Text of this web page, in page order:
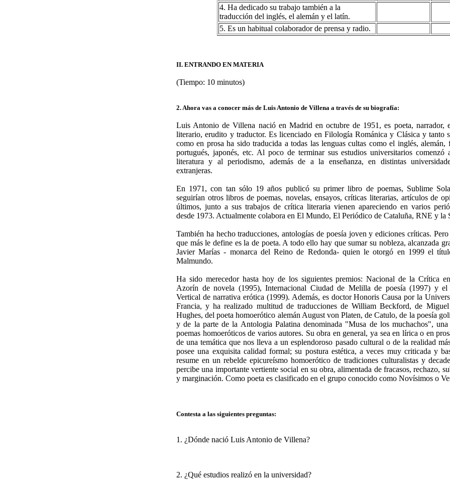
4. Ha dedicado su trabajo también a la
traducción del inglés, el alemán y el latín.
5. Es un habitual colaborador de prensa y radio.
II. ENTRANDO EN MATERIA
(Tiempo: 10 minutos)
2. Ahora vas a conocer más de Luis Antonio de Villena a través de su biografía:
Luis Antonio de Villena nació en Madrid en octubre de 1951, es poeta, narrador,
literario, erudito y traductor. Es licenciado en Filología Románica y Clásica y tanto
como en prosa ha sido traducida a todas las lenguas cultas como el inglés, alemán,
portugués, japonés, etc. Al poco de terminar sus estudios universitarios comenzó
literatura y al periodismo, además de a la enseñanza, en distintas
extranjeras.
En 1971, con tan sólo 19 años publicó su primer libro de poemas, Sublime
seguirían otros libros de poemas, novelas, ensayos, críticas literarias, artículos de
últimos, junto a sus trabajos de crítica literaria vienen apareciendo en varios
desde 1973. Actualmente colabora en El Mundo, El Periódico de Cataluña, RNE y la
También ha hecho traducciones, antologías de poesía joven y ediciones críticas.
que más le define es la de poeta. A todo ello hay que sumar su nobleza, alcanzada
Javier Marías - monarca del Reino de Redonda- quien le otorgó en 1999 el
Malmundo.
Ha sido merecedor hasta hoy de los siguientes premios: Nacional de la Crítica
Azorín de novela (1995), Internacional Ciudad de Melilla de poesía (1997) y el
Vertical de narrativa erótica (1999). Además, es doctor Honoris Causa por la
Francia, y ha realizado multitud de traducciones de William Beckford, de
Hughes, del poeta homoerótico alemán August von Platen, de Catulo, de la poesía
y de la parte de la Antologia Palatina denominada "Musa de los muchachos",
poemas homoeróticos de varios autores. Su obra en general, ya sea en lírica o en
de una temática que nos lleva a un esplendoroso pasado cultural o de la realidad
posee una exquisita calidad formal; su postura estética, a veces muy criticada y
resume en un rebelde epicureísmo homoerótico de tradiciones culturalistas y
percibe una importante vertiente social en su obra, alimentada de fracasos, rechazo,
y marginación. Como poeta es clasificado en el grupo conocido como Novísimos o
Contesta a las siguientes preguntas:
1. ¿Dónde nació Luis Antonio de Villena?
2. ¿Qué estudios realizó en la universidad?